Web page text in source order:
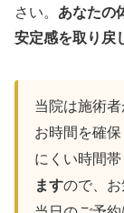
さい。 あなたの
安定感を取り戻
当院は施術
お時間を確
にくい時間帯
ますので、お